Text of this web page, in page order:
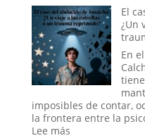
El
¿Un
En
imposibles de contar,
la frontera entre la
Lee más: